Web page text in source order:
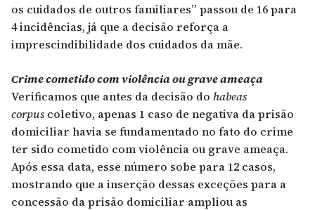
os cuidados de outros familiares” passou de 16 para
4 incidências, já que a decisão reforça a
imprescindibilidade dos cuidados da mãe.
Crime cometido com violência ou grave ameaça
Verificamos que antes da decisão do habeas
corpuscoletivo, apenas 1 caso de negativa da prisão
domiciliar havia se fundamentado no fato do crime
ter sido cometido com violência ou grave ameaça.
Após essa data, esse número sobe para 12 casos,
mostrando que a inserção dessas exceções para a
concessão da prisão domiciliar ampliou as